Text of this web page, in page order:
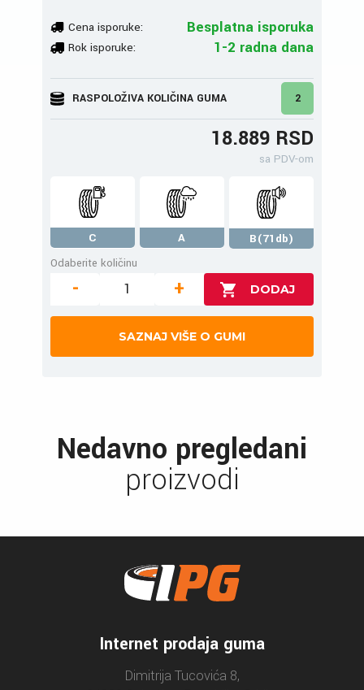
Cena isporuke: Besplatna isporuka
Rok isporuke: 1-2 radna dana
RASPOLOŽIVA KOLIČINA GUMA 2
18.889 RSD
sa PDV-om
C A
B(71db)
Odaberite količinu
- +
SAZNAJ VIŠE O GUMI
Nedavno pregledani
proizvodi
Internet prodaja guma
Dimitrija Tucovića 8,